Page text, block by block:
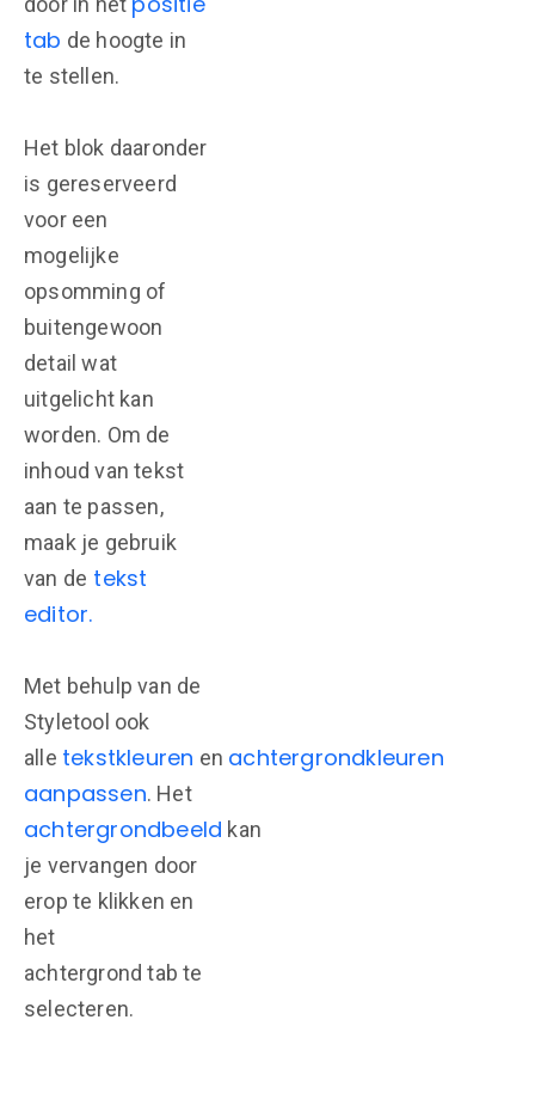
tab de hoogte in
te stellen.
Het blok daaronder
is gereserveerd
voor een
mogelijke
opsomming of
buitengewoon
detail wat
uitgelicht kan
worden. Om de
inhoud van tekst
aan te passen,
maak je gebruik
van de tekst
editor.
Met behulp van de
Styletool ook
alle tekstkleuren en achtergrondkleuren
aanpassen. Het
achtergrondbeeld kan
je vervangen door
erop te klikken en
het
achtergrond tab te
selecteren.